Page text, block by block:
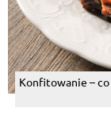
Konfitowanie –